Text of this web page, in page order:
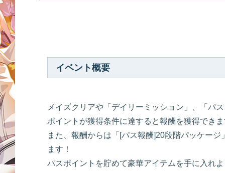
イベント概要
メイズクリアや「デイリーミッション」、「パ
ポイントが獲得条件に達すると報酬を獲得でき
また、報酬からは「[パス報酬]20段階パッケー
ます！
パスポイントを貯めて豪華アイテムを手に入れ